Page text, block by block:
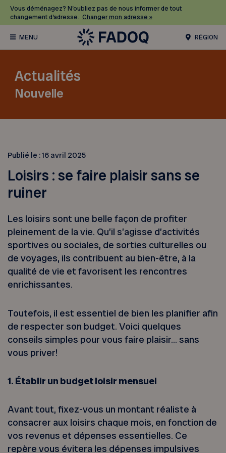
Vous déménagez? N’oubliez pas de nous informer de tout
changement d’adresse. Changer mon adresse »
RÉGION
Actualités
Nouvelle
Publié le :16 avril 2025
Loisirs : se faire plaisir sans se
ruiner
Les loisirs sont une belle façon de profiter
pleinement de la vie. Qu’il s’agisse d’activités
sportives ou sociales, de sorties culturelles ou
de voyages, ils contribuent au bien-être, à la
qualité de vie et favorisent les rencontres
enrichissantes.
Toutefois, il est essentiel de bien les planifier afin
de respecter son budget. Voici quelques
conseils simples pour vous faire plaisir… sans
vous priver!
1. Établir un budget loisir mensuel
Avant tout, fixez-vous un montant réaliste à
consacrer aux loisirs chaque mois, en fonction de
vos revenus et dépenses essentielles. Ce
repère vous évitera les dépenses impulsives